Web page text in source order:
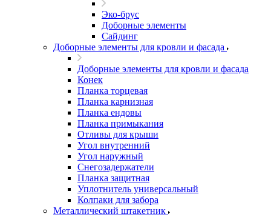
Эко-брус
Доборные элементы
Сайдинг
Доборные элементы для кровли и фасада
Доборные элементы для кровли и фасада
Конек
Планка торцевая
Планка карнизная
Планка ендовы
Планка примыкания
Отливы для крыши
Угол внутренний
Угол наружный
Снегозадержатели
Планка защитная
Уплотнитель универсальный
Колпаки для забора
Металлический штакетник